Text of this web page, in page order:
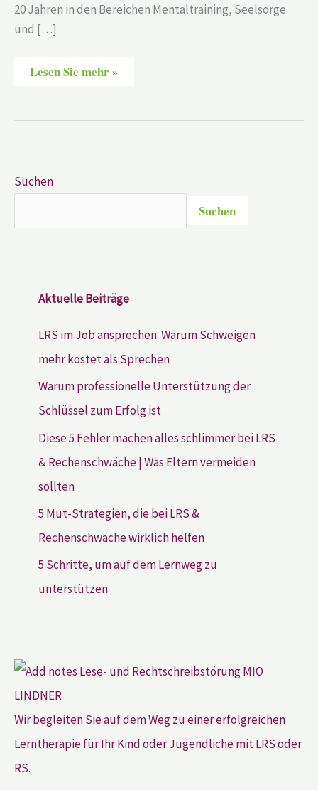
20 Jahren in den Bereichen Mentaltraining, Seelsorge
und […]
Lesen Sie mehr »
Suchen
Suchen
Aktuelle Beiträge
LRS im Job ansprechen: Warum Schweigen
mehr kostet als Sprechen
Warum professionelle Unterstützung der
Schlüssel zum Erfolg ist
Diese 5 Fehler machen alles schlimmer bei LRS
& Rechenschwäche | Was Eltern vermeiden
sollten
5 Mut-Strategien, die bei LRS &
Rechenschwäche wirklich helfen
5 Schritte, um auf dem Lernweg zu
unterstützen
Wir begleiten Sie auf dem Weg zu einer erfolgreichen
Lerntherapie für Ihr Kind oder Jugendliche mit LRS oder
RS.